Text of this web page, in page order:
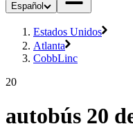
Español
Estados Unidos
Atlanta
CobbLinc
20
autobús 20